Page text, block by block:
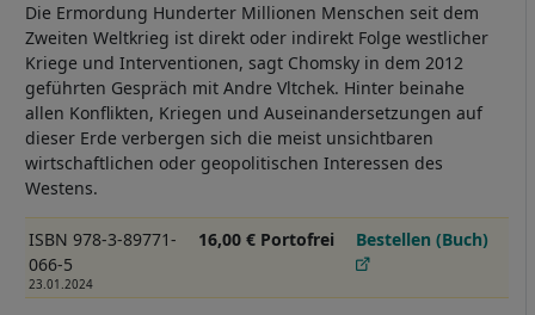
Die Ermordung Hunderter Millionen Menschen seit dem
Zweiten Weltkrieg ist direkt oder indirekt Folge westlicher
Kriege und Interventionen, sagt Chomsky in dem 2012
geführten Gespräch mit Andre Vltchek. Hinter beinahe
allen Konflikten, Kriegen und Auseinandersetzungen auf
dieser Erde verbergen sich die meist unsichtbaren
wirtschaftlichen oder geopolitischen Interessen des
Westens.
ISBN 978-3-89771-
066-5
23.01.2024
16,00 € Portofrei Bestellen (Buch)